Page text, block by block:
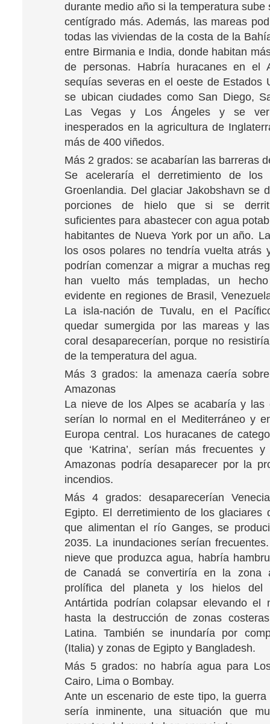
durante medio año si la temperatura sube
centígrado más. Además, las mareas
todas las viviendas de la costa de la
entre Birmania e India, donde habitan
de personas. Habría huracanes en el
sequías severas en el oeste de Estados
se ubican ciudades como San Diego,
Las Vegas y Los Ángeles y se
inesperados en la agricultura de
más de 400 viñedos.
Más 2 grados: se acabarían las barreras
Se aceleraría el derretimiento de los
Groenlandia. Del glaciar Jakobshavn se
porciones de hielo que si se
suficientes para abastecer con agua
habitantes de Nueva York por un año.
los osos polares no tendría vuelta atrás
podrían comenzar a migrar a muchas
han vuelto más templadas, un
evidente en regiones de Brasil,
La isla-nación de Tuvalu, en el
quedar sumergida por las mareas y
coral desaparecerían, porque no
de la temperatura del agua.
Más 3 grados: la amenaza caería
Amazonas
La nieve de los Alpes se acabaría y las
serían lo normal en el Mediterráneo y
Europa central. Los huracanes de
que ‘Katrina’, serían más frecuentes
Amazonas podría desaparecer por la
incendios.
Más 4 grados: desaparecerían
Egipto. El derretimiento de los glaciares
que alimentan el río Ganges, se
2035. La inundaciones serían
nieve que produzca agua, habría
de Canadá se convertiría en la zona
prolífica del planeta y los hielos del
Antártida podrían colapsar elevando el
hasta la destrucción de zonas
Latina. También se inundaría por
(Italia) y zonas de Egipto y Bangladesh.
Más 5 grados: no habría agua para
Cairo, Lima o Bombay.
Ante un escenario de este tipo, la
sería inminente, una situación que